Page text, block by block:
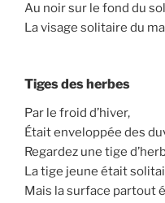
Au noir sur le fond du
La visage solitaire du
Tiges des herbes
Par le froid d’hiver,
Était enveloppée des
Regardez une tige
La tige jeune était
Mais la surface partout